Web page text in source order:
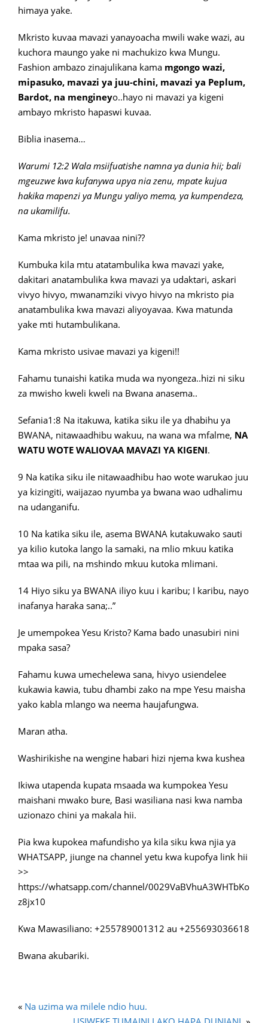
himaya yake.
Mkristo kuvaa mavazi yanayoacha mwili wake wazi, au
kuchora maungo yake ni machukizo kwa Mungu.
Fashion ambazo zinajulikana kama mgongo wazi,
mipasuko, mavazi ya juu-chini, mavazi ya Peplum,
Bardot, na mengineyo..hayo ni mavazi ya kigeni
ambayo mkristo hapaswi kuvaa.
Biblia inasema…
Warumi 12:2 Wala msiifuatishe namna ya dunia hii; bali
mgeuzwe kwa kufanywa upya nia zenu, mpate kujua
hakika mapenzi ya Mungu yaliyo mema, ya kumpendeza,
na ukamilifu.
Kama mkristo je! unavaa nini??
Kumbuka kila mtu atatambulika kwa mavazi yake,
dakitari anatambulika kwa mavazi ya udaktari, askari
vivyo hivyo, mwanamziki vivyo hivyo na mkristo pia
anatambulika kwa mavazi aliyoyavaa. Kwa matunda
yake mti hutambulikana.
Kama mkristo usivae mavazi ya kigeni!!
Fahamu tunaishi katika muda wa nyongeza..hizi ni siku
za mwisho kweli kweli na Bwana anasema..
Sefania1:8 Na itakuwa, katika siku ile ya dhabihu ya
BWANA, nitawaadhibu wakuu, na wana wa mfalme, NA
WATU WOTE WALIOVAA MAVAZI YA KIGENI.
9 Na katika siku ile nitawaadhibu hao wote warukao juu
ya kizingiti, waijazao nyumba ya bwana wao udhalimu
na udanganifu.
10 Na katika siku ile, asema BWANA kutakuwako sauti
ya kilio kutoka lango la samaki, na mlio mkuu katika
mtaa wa pili, na mshindo mkuu kutoka mlimani.
14 Hiyo siku ya BWANA iliyo kuu i karibu; I karibu, nayo
inafanya haraka sana;..”
Je umempokea Yesu Kristo? Kama bado unasubiri nini
mpaka sasa?
Fahamu kuwa umechelewa sana, hivyo usiendelee
kukawia kawia, tubu dhambi zako na mpe Yesu maisha
yako kabla mlango wa neema haujafungwa.
Maran atha.
Washirikishe na wengine habari hizi njema kwa kushea
Ikiwa utapenda kupata msaada wa kumpokea Yesu
maishani mwako bure, Basi wasiliana nasi kwa namba
uzionazo chini ya makala hii.
Pia kwa kupokea mafundisho ya kila siku kwa njia ya
WHATSAPP, jiunge na channel yetu kwa kupofya link hii
>>
https://whatsapp.com/channel/0029VaBVhuA3WHTbKo
z8jx10
Kwa Mawasiliano: +255789001312 au +255693036618
Bwana akubariki.
« Na uzima wa milele ndio huu.